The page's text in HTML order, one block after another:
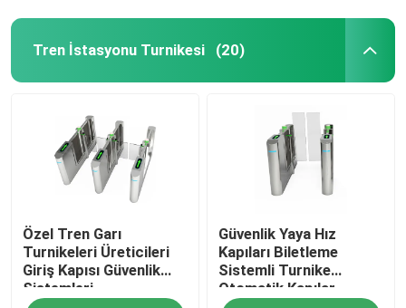
Tren İstasyonu Turnikesi (20)
Özel Tren Garı
Turnikeleri Üreticileri
Giriş Kapısı Güvenlik
Sistemleri
Güvenlik Yaya Hız
Kapıları Biletleme
Sistemli Turnike
Otomatik Kapılar